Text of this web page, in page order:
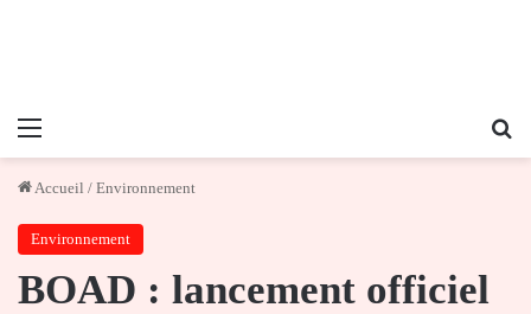
Menu
Accueil / Environnement
Environnement
BOAD : lancement officiel